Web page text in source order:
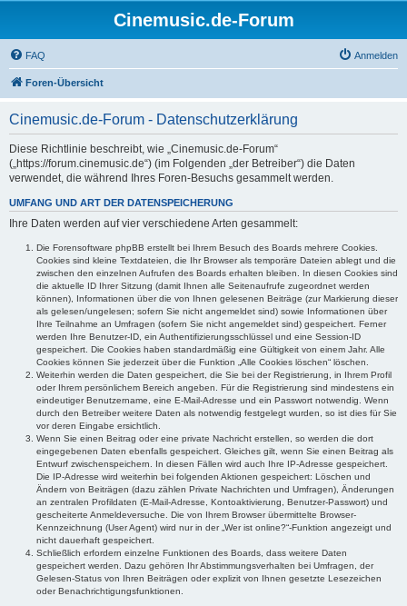
Cinemusic.de-Forum
FAQ Anmelden
Foren-Übersicht
Cinemusic.de-Forum - Datenschutzerklärung
Diese Richtlinie beschreibt, wie „Cinemusic.de-Forum“
(„https://forum.cinemusic.de“) (im Folgenden „der Betreiber“) die Daten
verwendet, die während Ihres Foren-Besuchs gesammelt werden.
UMFANG UND ART DER DATENSPEICHERUNG
Ihre Daten werden auf vier verschiedene Arten gesammelt:
Die Forensoftware phpBB erstellt bei Ihrem Besuch des Boards mehrere Cookies.
Cookies sind kleine Textdateien, die Ihr Browser als temporäre Dateien ablegt und die
zwischen den einzelnen Aufrufen des Boards erhalten bleiben. In diesen Cookies sind
die aktuelle ID Ihrer Sitzung (damit Ihnen alle Seitenaufrufe zugeordnet werden
können), Informationen über die von Ihnen gelesenen Beiträge (zur Markierung dieser
als gelesen/ungelesen; sofern Sie nicht angemeldet sind) sowie Informationen über
Ihre Teilnahme an Umfragen (sofern Sie nicht angemeldet sind) gespeichert. Ferner
werden Ihre Benutzer-ID, ein Authentifizierungsschlüssel und eine Session-ID
gespeichert. Die Cookies haben standardmäßig eine Gültigkeit von einem Jahr. Alle
Cookies können Sie jederzeit über die Funktion „Alle Cookies löschen“ löschen.
Weiterhin werden die Daten gespeichert, die Sie bei der Registrierung, in Ihrem Profil
oder Ihrem persönlichem Bereich angeben. Für die Registrierung sind mindestens ein
eindeutiger Benutzername, eine E-Mail-Adresse und ein Passwort notwendig. Wenn
durch den Betreiber weitere Daten als notwendig festgelegt wurden, so ist dies für Sie
vor deren Eingabe ersichtlich.
Wenn Sie einen Beitrag oder eine private Nachricht erstellen, so werden die dort
eingegebenen Daten ebenfalls gespeichert. Gleiches gilt, wenn Sie einen Beitrag als
Entwurf zwischenspeichern. In diesen Fällen wird auch Ihre IP-Adresse gespeichert.
Die IP-Adresse wird weiterhin bei folgenden Aktionen gespeichert: Löschen und
Ändern von Beiträgen (dazu zählen Private Nachrichten und Umfragen), Änderungen
an zentralen Profildaten (E-Mail-Adresse, Kontoaktivierung, Benutzer-Passwort) und
gescheiterte Anmeldeversuche. Die von Ihrem Browser übermittelte Browser-
Kennzeichnung (User Agent) wird nur in der „Wer ist online?“-Funktion angezeigt und
nicht dauerhaft gespeichert.
Schließlich erfordern einzelne Funktionen des Boards, dass weitere Daten
gespeichert werden. Dazu gehören Ihr Abstimmungsverhalten bei Umfragen, der
Gelesen-Status von Ihren Beiträgen oder explizit von Ihnen gesetzte Lesezeichen
oder Benachrichtigungsfunktionen.